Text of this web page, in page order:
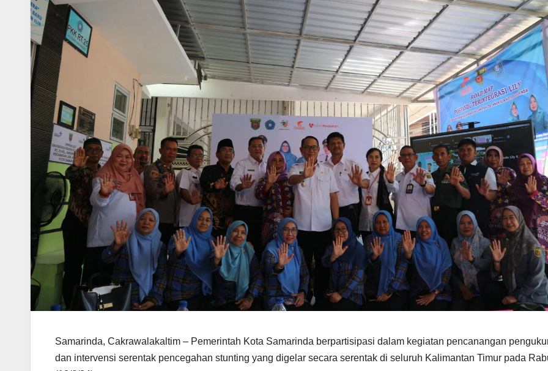
Samarinda, Cakrawalakaltim – Pemerintah Kota Samarinda berpartisipasi dalam kegiatan pencanangan
dan intervensi serentak pencegahan stunting yang digelar secara serentak di seluruh Kalimantan Timur pada